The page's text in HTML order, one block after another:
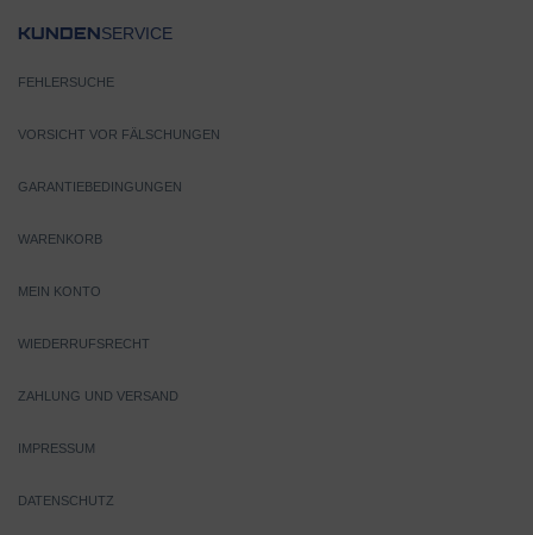
KUNDENSERVICE
FEHLERSUCHE
VORSICHT VOR FÄLSCHUNGEN
GARANTIEBEDINGUNGEN
WARENKORB
MEIN KONTO
WIEDERRUFSRECHT
ZAHLUNG UND VERSAND
IMPRESSUM
DATENSCHUTZ